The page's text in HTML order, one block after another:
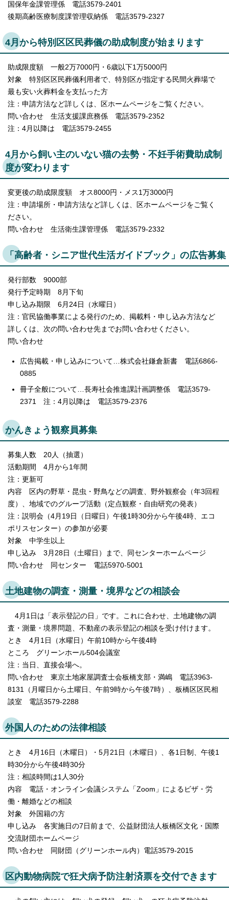
国保年金課管理係 電話3579-2401
後期高齢医療制度課管理収納係 電話3579-2327
4月から特別区区民葬儀の助成制度が始まります
助成限度額 一般2万7000円・6歳以下1万5000円
対象 特別区区民葬儀利用者で、特別区が指定する民間火葬場で
最も安い火葬料金を支払った方
注：申請方法など詳しくは、区ホームページをご覧ください。
問い合わせ 生活支援課庶務係 電話3579-2352
注：4月以降は 電話3579-2455
4月から飼い主のいない猫の去勢・不妊手術費助成制
度が変わります
変更後の助成限度額 オス8000円・メス1万3000円
注：申請場所・申請方法など詳しくは、区ホームページをご覧く
ださい。
問い合わせ 生活衛生課管理係 電話3579-2332
「高齢者・シニア世代生活ガイドブック」の広告募集
発行部数 9000部
発行予定時期 8月下旬
申し込み期限 6月24日（水曜日）
注：官民協働事業による発行のため、掲載料・申し込み方法など
詳しくは、次の問い合わせ先までお問い合わせください。
問い合わせ
広告掲載・申し込みについて…株式会社鎌倉新書 電話6866-
0885
冊子全般について…長寿社会推進課計画調整係 電話3579-
2371 注：4月以降は 電話3579-2376
かんきょう観察員募集
募集人数 20人（抽選）
活動期間 4月から1年間
注：更新可
内容 区内の野草・昆虫・野鳥などの調査、野外観察会（年3回程
度）、地域でのグループ活動（定点観察・自由研究の発表）
注：説明会（4月19日（日曜日）午後1時30分から午後4時、エコ
ポリスセンター）の参加が必要
対象 中学生以上
申し込み 3月28日（土曜日）まで、同センターホームページ
問い合わせ 同センター 電話5970-5001
土地建物の調査・測量・境界などの相談会
4月1日は「表示登記の日」です。これに合わせ、土地建物の調
査・測量・境界問題、不動産の表示登記の相談を受け付けます。
とき 4月1日（水曜日）午前10時から午後4時
ところ グリーンホール504会議室
注：当日、直接会場へ。
問い合わせ 東京土地家屋調査士会板橋支部・満嶋 電話3963-
8131（月曜日から土曜日、午前9時から午後7時）、板橋区区民相
談室 電話3579-2288
外国人のための法律相談
とき 4月16日（木曜日）・5月21日（木曜日）、各1日制、午後1
時30分から午後4時30分
注：相談時間は1人30分
内容 電話・オンライン会議システム「Zoom」によるビザ・労
働・離婚などの相談
対象 外国籍の方
申し込み 各実施日の7日前まで、公益財団法人板橋区文化・国際
交流財団ホームページ
問い合わせ 同財団（グリーンホール内）電話3579-2015
区内動物病院で狂犬病予防注射済票を交付できます